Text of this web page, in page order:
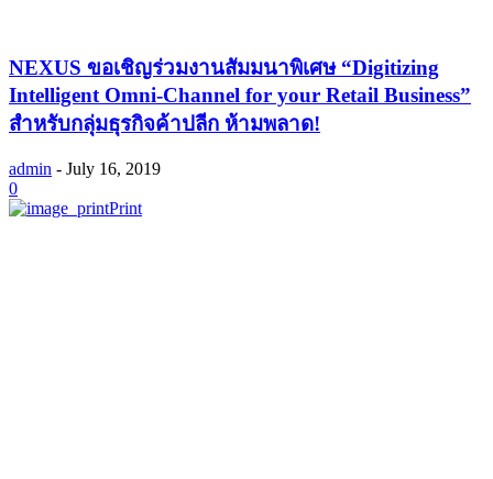
NEXUS ขอเชิญร่วมงานสัมมนาพิเศษ “Digitizing
Intelligent Omni-Channel for your Retail Business”
สำหรับกลุ่มธุรกิจค้าปลีก ห้ามพลาด!
admin - July 16, 2019
0
Print